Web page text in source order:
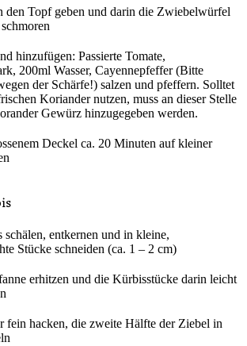
den Topf geben und darin die Zwiebelwürfel
hinzufügen: Passierte Tomate,
200ml Wasser, Cayennepfeffer (Bitte
der Schärfe!) salzen und pfeffern. Solltet
Koriander nutzen, muss an dieser Stelle
Gewürz hinzugegeben werden.
Deckel ca. 20 Minuten auf kleiner
entkernen und in kleine,
Stücke schneiden (ca. 1 – 2 cm)
erhitzen und die Kürbisstücke darin leicht
fein hacken, die zweite Hälfte der Ziebel in